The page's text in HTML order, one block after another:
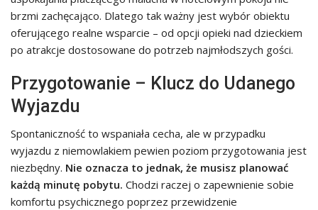
brzmi zachęcająco. Dlatego tak ważny jest wybór obiektu
oferującego realne wsparcie – od opcji opieki nad dzieckiem
po atrakcje dostosowane do potrzeb najmłodszych gości.
Przygotowanie – Klucz do Udanego
Wyjazdu
Spontaniczność to wspaniała cecha, ale w przypadku
wyjazdu z niemowlakiem pewien poziom przygotowania jest
niezbędny. Nie oznacza to jednak, że musisz planować
każdą minutę pobytu. Chodzi raczej o zapewnienie sobie
komfortu psychicznego poprzez przewidzenie